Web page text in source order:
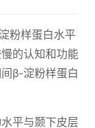
粉样蛋白水平
的认知和功能
β-淀粉样蛋白
平与颞下皮层